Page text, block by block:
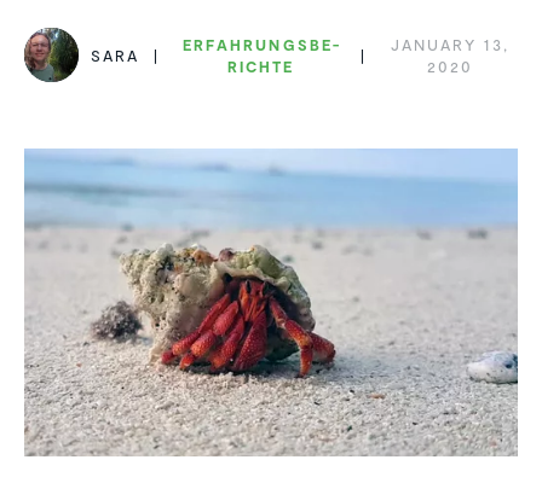
SARA
ERFAH­RUNGS­BE­
RICHTE
JANUARY 13,
2020